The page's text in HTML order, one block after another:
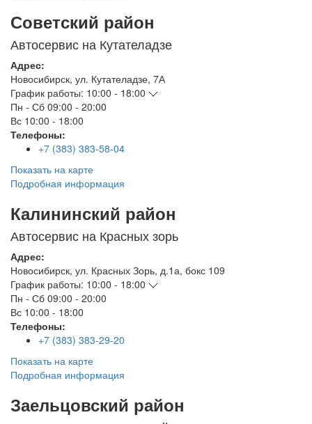
Советский район
Автосервис на Кутателадзе
Адрес:
Новосибирск, ул. Кутателадзе, 7А
График работы: 10:00 - 18:00
Пн - Сб 09:00 - 20:00
Вс 10:00 - 18:00
Телефоны:
+7 (383) 383-58-04
Показать на карте
Подробная информация
Калининский район
Автосервис на Красных зорь
Адрес:
Новосибирск, ул. Красных Зорь, д.1а, бокс 109
График работы: 10:00 - 18:00
Пн - Сб 09:00 - 20:00
Вс 10:00 - 18:00
Телефоны:
+7 (383) 383-29-20
Показать на карте
Подробная информация
Заельцовский район